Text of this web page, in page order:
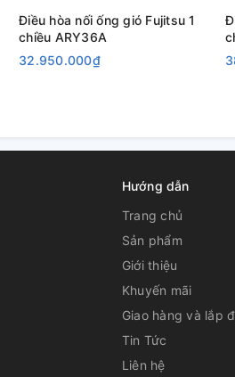
Điều hòa nối ống gió Fujitsu 1
chiều ARY36A
32.950.000₫
Hướng dẫn
Trang chủ
Sản phẩm
Giới thiệu
Khuyến mãi
Giao hàng và lắp
Tin Tức
Liên hệ